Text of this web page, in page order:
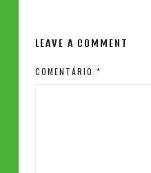
LEAVE A COMMENT
COMENTÁRIO *